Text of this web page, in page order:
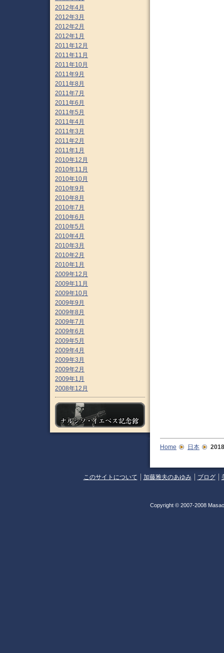
2012年4月
2012年3月
2012年2月
2012年1月
2011年12月
2011年11月
2011年10月
2011年9月
2011年8月
2011年7月
2011年6月
2011年5月
2011年4月
2011年3月
2011年2月
2011年1月
2010年12月
2010年11月
2010年10月
2010年9月
2010年8月
2010年7月
2010年6月
2010年5月
2010年4月
2010年3月
2010年2月
2010年1月
2009年12月
2009年11月
2009年10月
2009年9月
2009年8月
2009年7月
2009年6月
2009年5月
2009年4月
2009年3月
2009年2月
2009年1月
2008年12月
Home 日本
このサイトについて 加藤雅夫のあゆみ ブログ
Copyright © 2007-2008